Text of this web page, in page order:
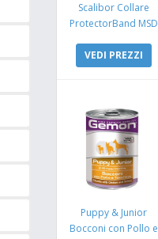
Scalibor Collare
ProtectorBand MSD
VEDI PREZZI
Puppy & Junior
Bocconi con Pollo e